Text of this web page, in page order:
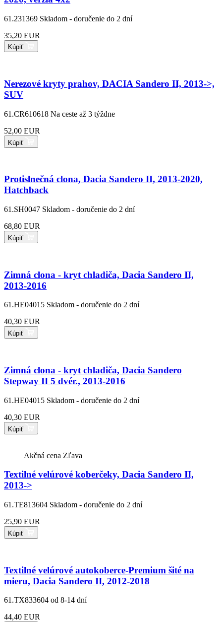
61.231369 Skladom - doručenie do 2 dní
35,20 EUR
Kúpiť
Nerezové kryty prahov, DACIA Sandero II, 2013->,
SUV
61.CR610618 Na ceste až 3 týždne
52,00 EUR
Kúpiť
Protislnečná clona, Dacia Sandero II, 2013-2020,
Hatchback
61.SH0047 Skladom - doručenie do 2 dní
68,80 EUR
Kúpiť
Zimná clona - kryt chladiča, Dacia Sandero II,
2013-2016
61.HE04015 Skladom - doručenie do 2 dní
40,30 EUR
Kúpiť
Zimná clona - kryt chladiča, Dacia Sandero
Stepway II 5 dvér., 2013-2016
61.HE04015 Skladom - doručenie do 2 dní
40,30 EUR
Kúpiť
Akčná cena Zľava
Textilné velúrové koberčeky, Dacia Sandero II,
2013->
61.TE813604 Skladom - doručenie do 2 dní
25,90 EUR
Kúpiť
Textilné velúrové autokoberce-Premium šité na
mieru, Dacia Sandero II, 2012-2018
61.TX833604 od 8-14 dní
44,40 EUR